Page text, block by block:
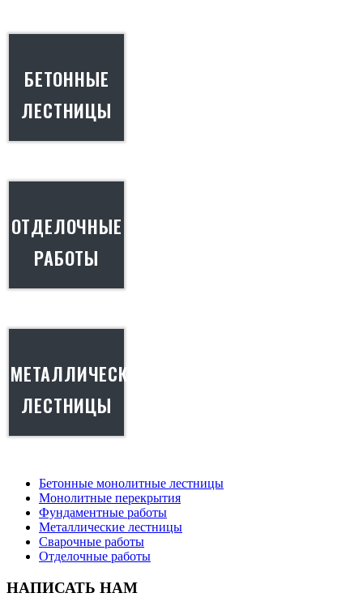
БЕТОННЫЕ
ЛЕСТНИЦЫ
ОТДЕЛОЧНЫЕ
РАБОТЫ
МЕТАЛЛИЧЕСКИЕ
ЛЕСТНИЦЫ
Бетонные монолитные лестницы
Монолитные перекрытия
Фундаментные работы
Металлические лестницы
Сварочные работы
Отделочные работы
НАПИСАТЬ НАМ